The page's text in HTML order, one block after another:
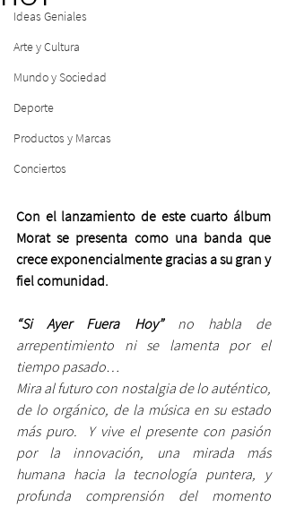
Ideas Geniales
Arte y Cultura
Mundo y Sociedad
Deporte
Productos y Marcas
Conciertos
Con el lanzamiento de este cuarto álbum
Morat se presenta como una banda que
crece exponencialmente gracias a su gran y
fiel comunidad.
“Si Ayer Fuera Hoy” no habla de
arrepentimiento ni se lamenta por el
tiempo pasado…
Mira al futuro con nostalgia de lo auténtico,
de lo orgánico, de la música en su estado
más puro.  Y vive el presente con pasión
por la innovación, una mirada más
humana hacia la tecnología puntera, y
profunda comprensión del momento